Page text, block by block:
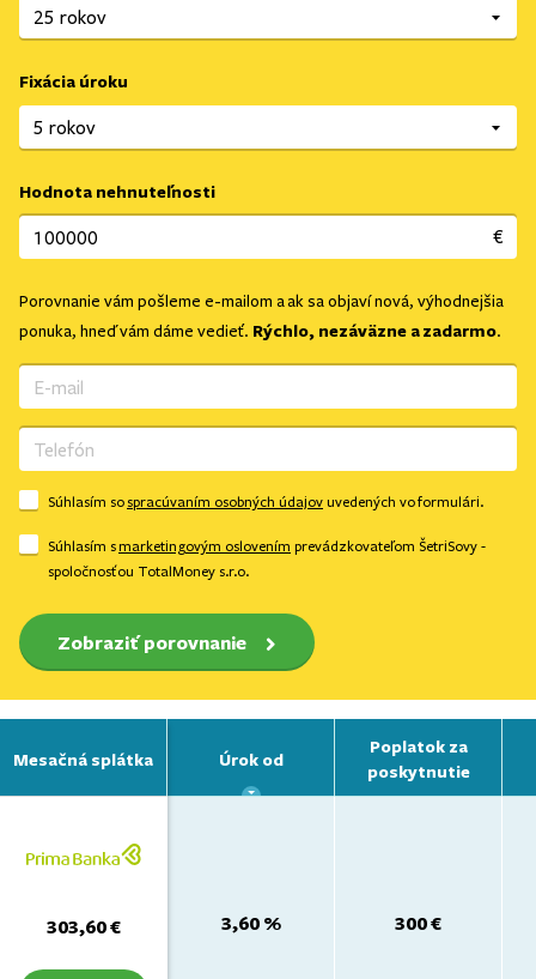
Fixácia úroku
Hodnota nehnuteľnosti
€
Porovnanie vám pošleme e-mailom a ak sa objaví nová, výhodnejšia
ponuka, hneď vám dáme vedieť. Rýchlo, nezáväzne a zadarmo.
Súhlasím so spracúvaním osobných údajov uvedených vo formulári.
Súhlasím smarketingovým oslovením prevádzkovateľom ŠetriSovy -
spoločnosťou TotalMoney s.r.o.
Zobraziť porovnanie
Úrok od
Poplatok za
poskytnutie
Mesačná splátka
303,60 € 3,60 % 300 €